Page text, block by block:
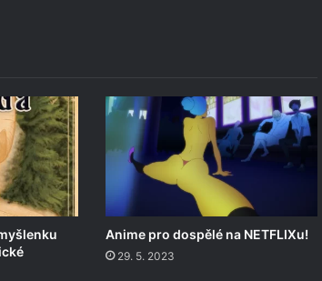
Anime pro dospělé na NETFLIXu!
29. 5. 2023